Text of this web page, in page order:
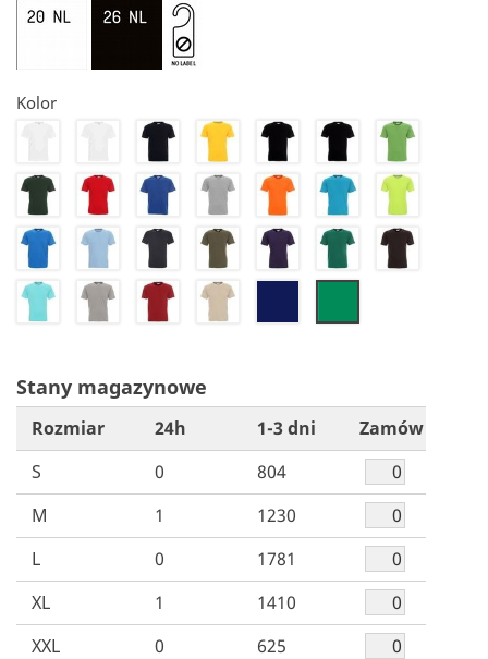
Kolor
20NL 22 24 26 26NL 27
28 30 32 34 36 39 41
44 46 50 55 56 57 61
65 70 72 74
Stany magazynowe
Rozmiar 24h 1-3 dni
Zamów
S
0
804
M
1
1230
L
0
1781
XL
1
1410
XXL
0
625